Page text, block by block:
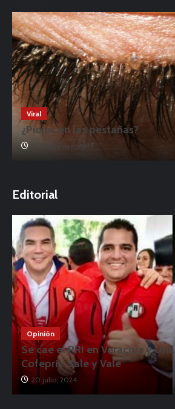
Viral
¿Piojos en las pestañas?
17 noviembre, 2019
Editorial
Opinión
Se cae el PRI en Veracruz y
Cofepris: Sale y Vale
20 julio, 2024